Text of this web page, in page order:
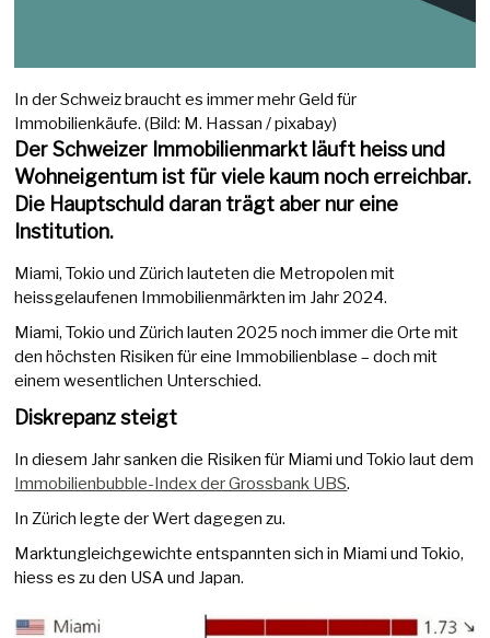
In der Schweiz braucht es immer mehr Geld für
Immobilienkäufe. (Bild: M. Hassan / pixabay)
Der Schweizer Immobilienmarkt läuft heiss und
Wohneigentum ist für viele kaum noch erreichbar.
Die Hauptschuld daran trägt aber nur eine
Institution.
Miami, Tokio und Zürich lauteten die Metropolen mit
heissgelaufenen Immobilienmärkten im Jahr 2024.
Miami, Tokio und Zürich lauten 2025 noch immer die Orte mit
den höchsten Risiken für eine Immobilienblase – doch mit
einem wesentlichen Unterschied.
Diskrepanz steigt
In diesem Jahr sanken die Risiken für Miami und Tokio laut dem
Immobilienbubble-Index der Grossbank UBS.
In Zürich legte der Wert dagegen zu.
Marktungleichgewichte entspannten sich in Miami und Tokio,
hiess es zu den USA und Japan.